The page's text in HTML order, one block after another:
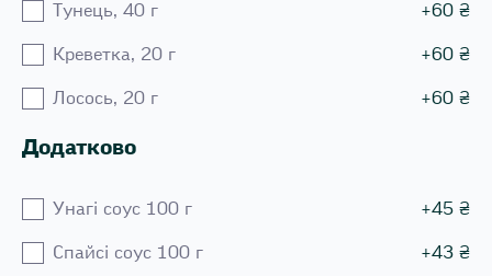
Тунець, 40 г +60 ₴
Креветка, 20 г +60 ₴
Лосось, 20 г +60 ₴
Додатково
Унагі соус 100 г +45 ₴
Спайсі соус 100 г +43 ₴